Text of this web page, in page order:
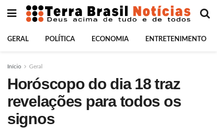
GERAL POLÍTICA ECONOMIA ENTRETENIMENTO
Início Geral
Horóscopo do dia 18 traz
revelações para todos os
signos